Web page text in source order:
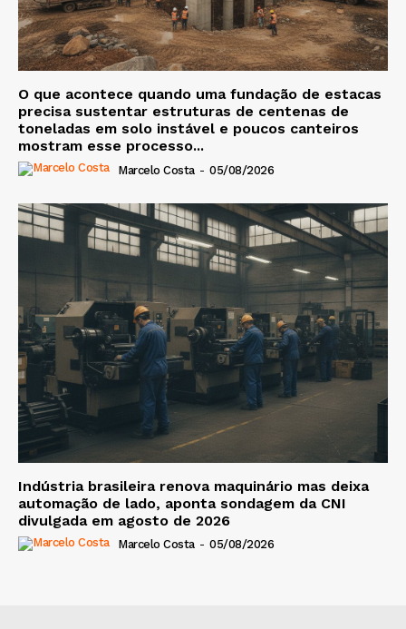
O que acontece quando uma fundação de estacas
precisa sustentar estruturas de centenas de
toneladas em solo instável e poucos canteiros
mostram esse processo...
Marcelo Costa - 05/08/2026
Indústria brasileira renova maquinário mas deixa
automação de lado, aponta sondagem da CNI
divulgada em agosto de 2026
Marcelo Costa - 05/08/2026